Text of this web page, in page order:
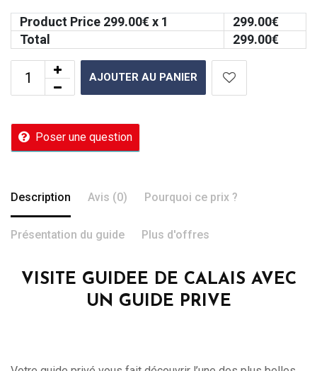
Product Price 299.00€ x 1 299.00€
Total
299.00€
AJOUTER AU PANIER
Poser une question
Description Avis (0) Pourquoi ce prix ?
Présentation du guide Plus d'offres
VISITE GUIDEE DE CALAIS AVEC
UN GUIDE PRIVE